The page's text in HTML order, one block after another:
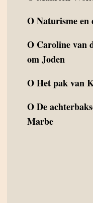
ONaturisme en
O Caroline van
om Joden
OHet pak van
ODe
Marbe